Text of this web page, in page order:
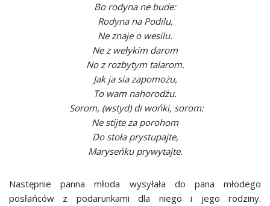
Bo rodyna ne bude:
Rodyna na Podilu,
Ne znaje o wesilu.
Ne z wełykim darom
No z rozbytym talarom.
Jak ja sia zapomożu,
To wam nahorodżu.
Sorom, (wstyd) di wońki, sorom:
Ne stijte za porohom
Do stoła prystupajte,
Maryseńku prywytajte.
Następnie panna młoda wysyłała do pana młodego
posłańców z podarunkami dla niego i jego rodziny.